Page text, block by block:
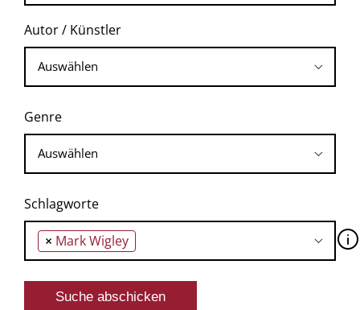
Autor / Künstler
Genre
Schlagworte
× Mark Wigley 🛈